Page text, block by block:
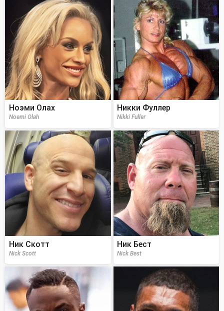
Ноэми Олах
Noemi Olah
Никки Фуллер
Nikki Fuller
Ник Скотт
Nick Scott
Ник Бест
Nick Best